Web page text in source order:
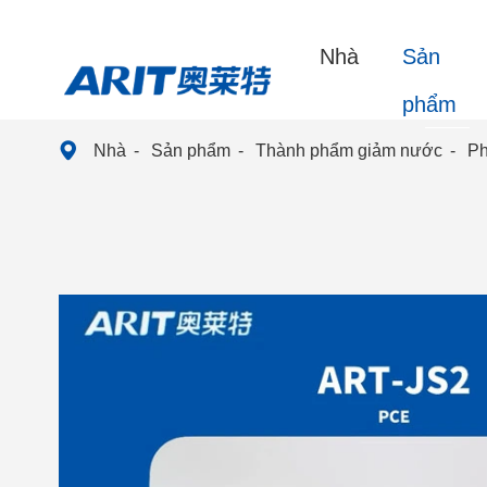
Nhà
Sản
phẩm
 Nhà Sản phẩm Thành phẩm giảm nước